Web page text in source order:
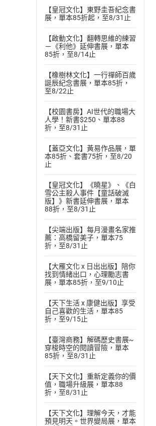
【皇冠文化】東野圭吾紀念書
展，單本85折起，至8/31止
【啟動文化】翻轉思維的練習
－《利他》延伸書展，單本
85折，至8/14止
【橡樹林文化】一行禪師百歲
誕辰紀念書展，單本85折，
至8/22止
【校園書房】AI世代的職場大
人學！新書$250、單本88
折，至8/31止
【蓋亞文化】黃易作品展，單
本85折、套書75折，至8/20
止
【皇冠文化】《曉星》、《白
雪公主殺人事件【童話破滅
版】》新書延伸書展，單本
88折，至8/31止
【尖端出版】每月漫畫名家推
薦：高橋留美子，單本75
折，至8/31止
【大雁文化 x 日出出版】陪你
找到情緒出口，心理勵志書
展，單本85折，至9/10止
【天下生活 x 康健出版】享受
自己喜歡的生活，單本85
折，至9/15止
【臺灣商務】解碼歷史書展~
穿梭時空的閱讀冒險，單本
85折，至8/31止
【天下文化】重新定義你的價
值，職場升級展，單本88
折，至8/31止
【天下文化】理解今天，才能
預見明天。世界變局展，單本